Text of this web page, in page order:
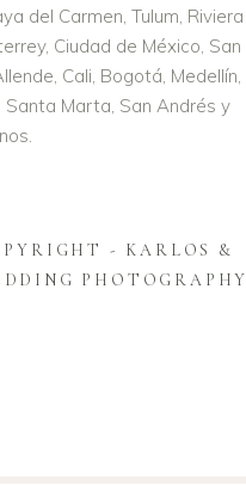
del Carmen, Tulum, Riviera
Ciudad de México, San
Cali, Bogotá, Medellín,
Santa Marta, San Andrés y
- KARLOS &
PHOTOGRAPHY